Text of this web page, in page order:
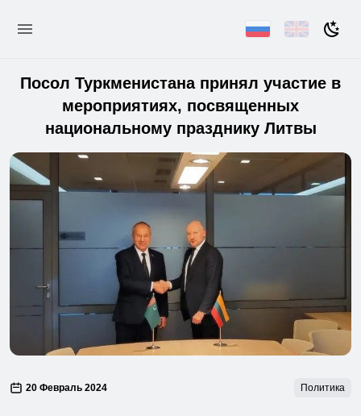
Посол Туркменистана принял участие в
мероприятиях, посвященных
национальному празднику Литвы
20 Февраль 2024 Политика